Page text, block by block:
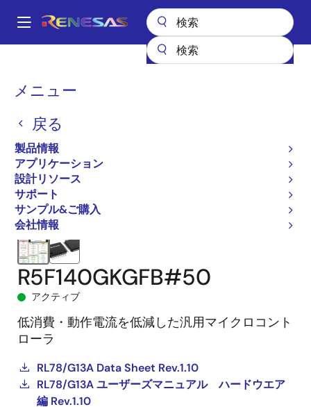
ン
Main
メニュー
戻る
製品情報
アプリケーション
設計リソース
サポート
サンプル&ご購入
会社情報
パ
く
ず
マイクロコントローラとマイクロプロセッサ
R5F140GKGFB#50
R5F140GKGFB#50
アクティブ
低消費・動作電流を低減した汎用マイクロコント
ローラ
RL78/G13A Data Sheet Rev.1.10
RL78/G13A ユーザーズマニュアル ハードウエア
編 Rev.1.10